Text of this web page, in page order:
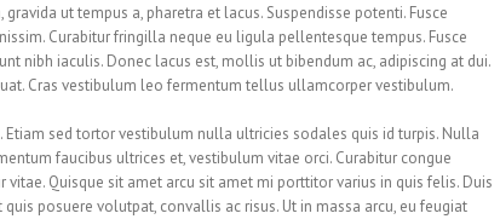
ut tempus a, pharetra et lacus. Suspendisse potenti. Fusce
Curabitur fringilla neque eu ligula pellentesque tempus. Fusce
nibh iaculis. Donec lacus est, mollis ut bibendum ac, adipiscing at dui.
Cras vestibulum leo fermentum tellus ullamcorper vestibulum.
sed tortor vestibulum nulla ultricies sodales quis id turpis. Nulla
faucibus ultrices et, vestibulum vitae orci. Curabitur congue
Quisque sit amet arcu sit amet mi porttitor varius in quis felis. Duis
posuere volutpat, convallis ac risus. Ut in massa arcu, eu feugiat